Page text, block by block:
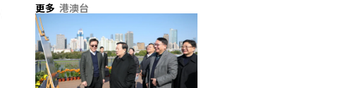
更多 港澳台